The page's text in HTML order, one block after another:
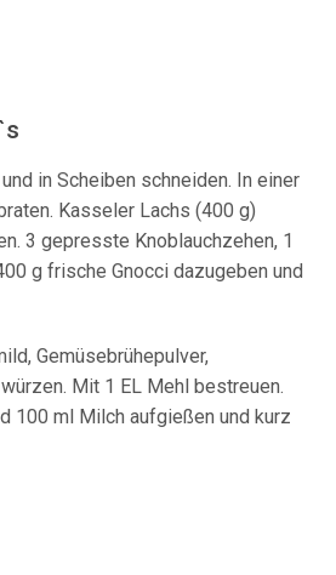
in Scheiben schneiden. In einer
Kasseler Lachs (400 g)
3 gepresste Knoblauchzehen, 1
g frische Gnocci dazugeben und
Gemüsebrühepulver,
Mit 1 EL Mehl bestreuen.
100 ml Milch aufgießen und kurz